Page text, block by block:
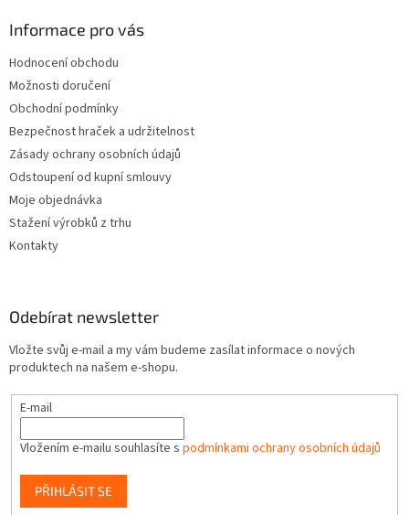
Informace pro vás
Hodnocení obchodu
Možnosti doručení
Obchodní podmínky
Bezpečnost hraček a udržitelnost
Zásady ochrany osobních údajů
Odstoupení od kupní smlouvy
Moje objednávka
Stažení výrobků z trhu
Kontakty
Odebírat newsletter
Vložte svůj e-mail a my vám budeme zasílat informace o nových
produktech na našem e-shopu.
E-mail
Vložením e-mailu souhlasíte s podmínkami ochrany osobních údajů
PŘIHLÁSIT SE